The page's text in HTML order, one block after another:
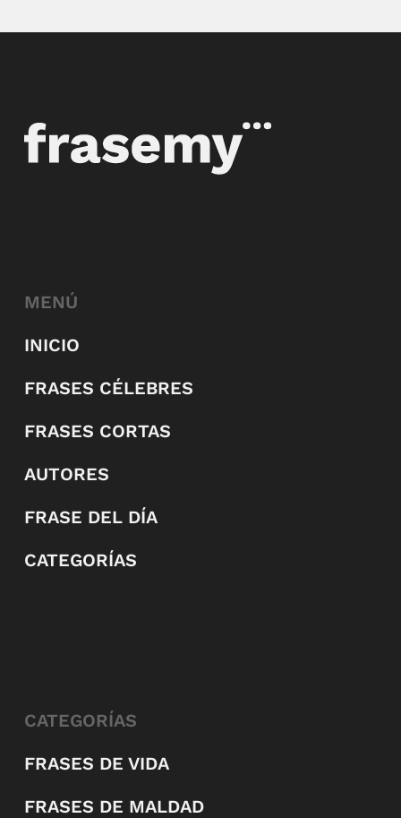
MENÚ
INICIO
FRASES CÉLEBRES
FRASES CORTAS
AUTORES
FRASE DEL DÍA
CATEGORÍAS
CATEGORÍAS
FRASES DE VIDA
FRASES DE MALDAD